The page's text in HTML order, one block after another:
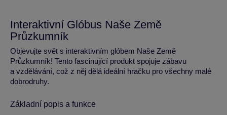
Interaktivní Glóbus Naše Země
Průzkumník
Objevujte svět s interaktivním glóbem Naše Země
Průzkumník! Tento fascinující produkt spojuje zábavu
a vzdělávání, což z něj dělá ideální hračku pro všechny malé
dobrodruhy.
Základní popis a funkce